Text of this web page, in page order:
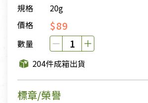
規格
20g
價格
$89
數量
204件成箱出貨
標章/榮譽